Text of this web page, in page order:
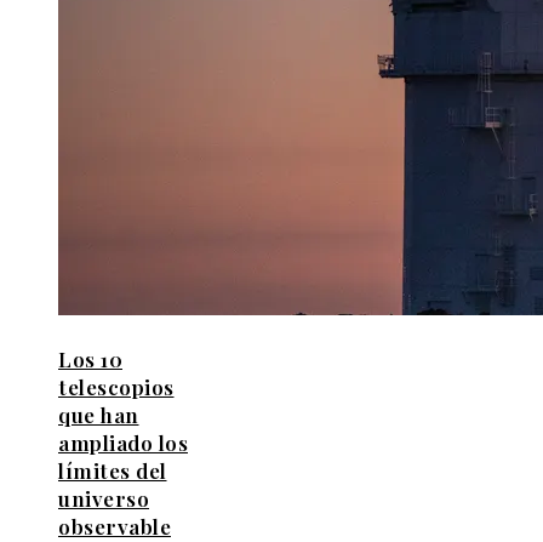
Los 10
telescopios
que han
ampliado los
límites del
universo
observable